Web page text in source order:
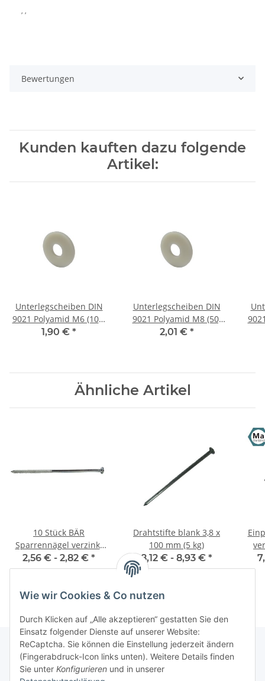
Bewertungen
Kunden kauften dazu folgende
Artikel:
Unterlegscheiben DIN
9021 Polyamid M6 (100)
Stück
1,90 € *
Unterlegscheiben DIN
9021 Polyamid M8 (50)
Stück
2,01 € *
Ähnliche Artikel
10 Stück BÄR
Sparrennägel verzinkt
6,3 x 280 mm
2,56 € - 2,82 € *
Drahtstifte blank 3,8 x
100 mm (5 kg)
8,12 € - 8,93 € *
Informationen
Wie wir Cookies & Co nutzen
Durch Klicken auf „Alle akzeptieren“ gestatten Sie den
Einsatz folgender Dienste auf unserer Website:
ReCaptcha. Sie können die Einstellung jederzeit ändern
(Fingerabdruck-Icon links unten). Weitere Details finden
Sie unter Konfigurieren und in unserer